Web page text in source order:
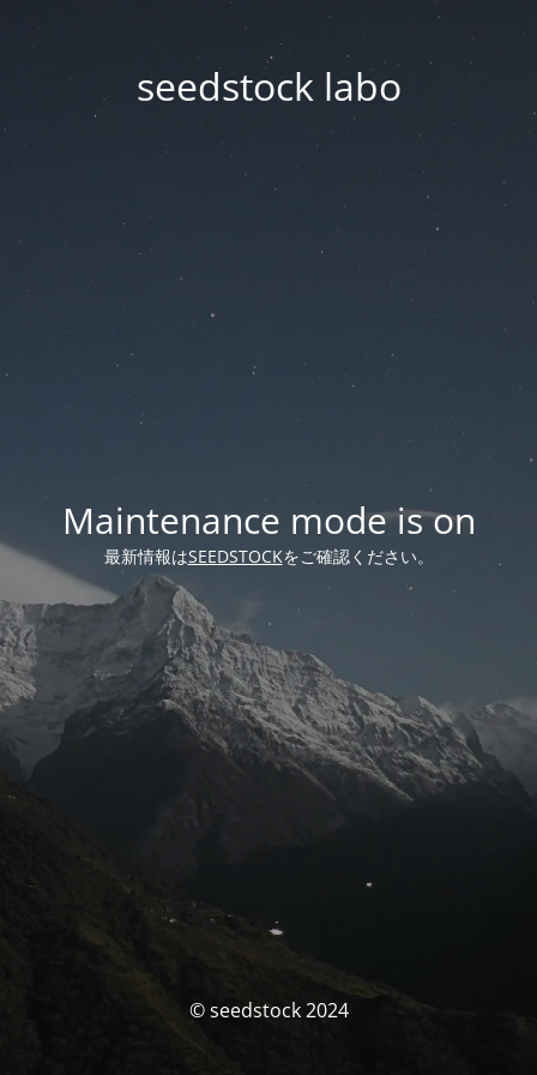
seedstock labo
Maintenance mode is on
最新情報はSEEDSTOCKをご確認ください。
© seedstock 2024